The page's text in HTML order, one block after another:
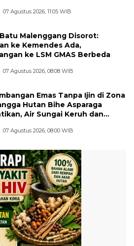
07 Agustus 2026, 11:05 WIB
Malenggang Disorot:
ke Kemendes Ada,
ke LSM GMAS Berbeda
07 Agustus 2026, 08:08 WIB
Emas Tanpa Ijin di Zona
Hutan Bihe Asparaga
Air Sungai Keruh dan
07 Agustus 2026, 08:00 WIB